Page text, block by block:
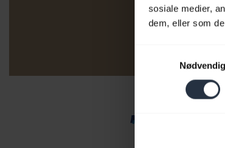
sosiale medier,
dem, eller som
Nødvendig